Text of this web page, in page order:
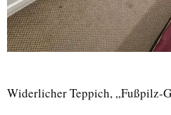
Widerlicher Teppich, „Fußpilz-